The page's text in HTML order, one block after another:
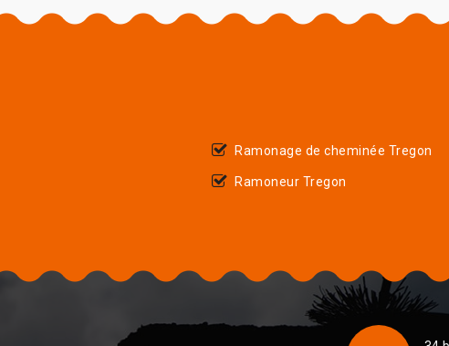
Ramonage de cheminée Tregon
Ramoneur Tregon